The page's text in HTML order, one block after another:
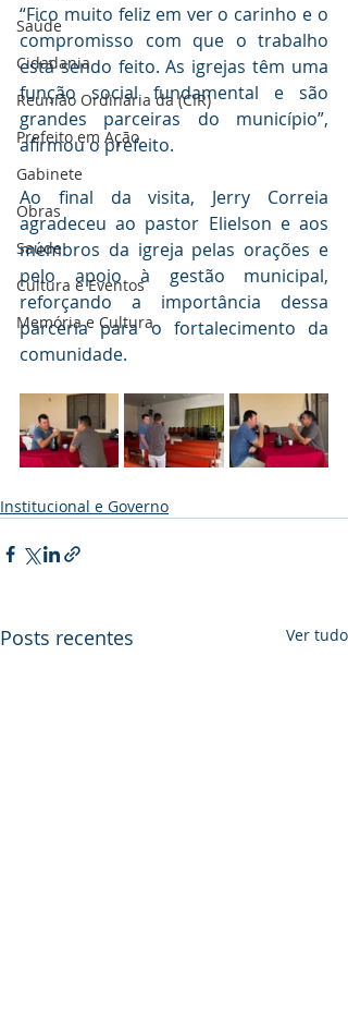
Saúde
Cidadania
Reunião Ordinária da (CIR)
Prefeito em Ação
Gabinete
Obras
Saúde
Cultura e Eventos
Memória e Cultura
“Fico muito feliz em ver o carinho e o
compromisso com que o trabalho
está sendo feito. As igrejas têm uma
função social fundamental e são
grandes parceiras do município”,
afirmou o prefeito.
Ao final da visita, Jerry Correia
agradeceu ao pastor Elielson e aos
membros da igreja pelas orações e
pelo apoio à gestão municipal,
reforçando a importância dessa
parceria para o fortalecimento da
comunidade.
Institucional e Governo
Posts recentes Ver tudo